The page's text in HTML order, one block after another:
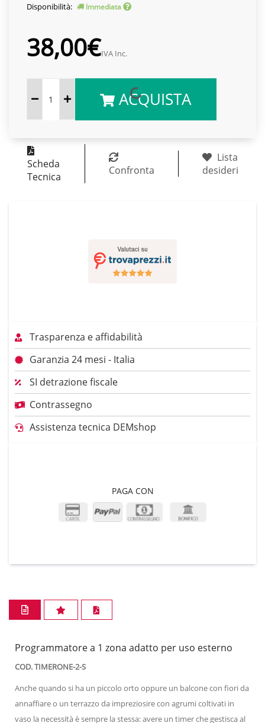
Disponibilità:
Immediata
38,00€IVA Inc.
ACQUISTA
Scheda
Tecnica
Confronta
Lista
desideri
Trasparenza e affidabilità
Garanzia 24 mesi - Italia
SI detrazione fiscale
Contrassegno
Assistenza tecnica DEMshop
PAGA CON
Programmatore a 1 zona adatto per uso esterno
COD. TIMERONE-2-S
Anche quando si ha un piccolo orto oppure un balcone con fiori da
annaffiare o un terrazzo da impreziosire con agrumi coltivati in
vaso la necessità è sempre la stessa: avere un timer che gestisca al